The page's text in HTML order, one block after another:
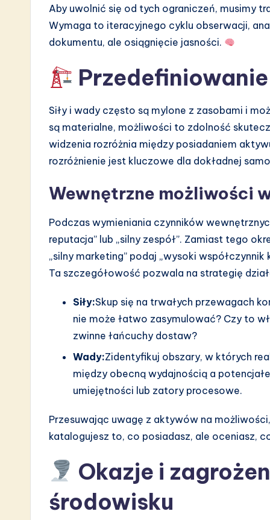
Aby uwolnić się od tych ograniczeń, musimy
Wymaga to iteracyjnego cyklu obserwacji,
dokumentu, ale osiągnięcie jasności.
Przedefiniowanie
Siły i wady często są mylone z zasobami i
są materialne, możliwości to zdolność
widzenia rozróżnia między posiadaniem
rozróżnienie jest kluczowe dla dokładnej
Wewnętrzne możliwości
Podczas wymieniania czynników
reputacja” lub „silny zespół”. Zamiast tego
„silny marketing” podaj „wysoki
Ta szczegółowość pozwala na strategię
Siły:Skup się na trwałych przewagach
nie może łatwo zasymulować? Czy to
zwinne łańcuchy dostaw?
Wady:Zidentyfikuj obszary, w których
między obecną wydajnością a
umiejętności lub zatory procesowe.
Przesuwając uwagę z aktywów na
katalogujesz to, co posiadasz, ale oceniasz,
Okazje i
środowisku